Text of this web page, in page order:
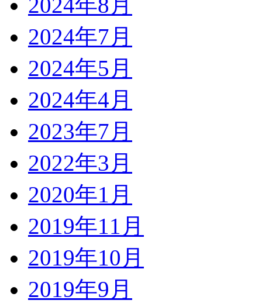
2024年7月
2024年5月
2024年4月
2023年7月
2022年3月
2020年1月
2019年11月
2019年10月
2019年9月